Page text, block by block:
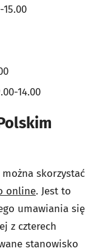
14.00
skorzystać
online. Jest to
umawiania się
z czterech
stanowisko